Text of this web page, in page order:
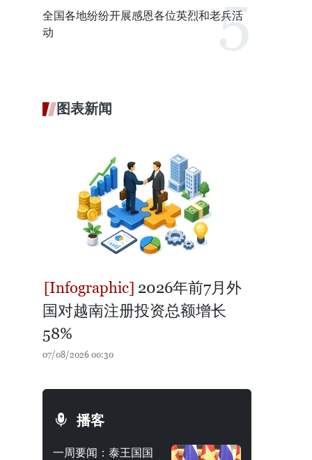
全国各地纷纷开展感恩各位英烈和老兵活
动
图表新闻
2026年前7月外
国对越南注册投资总额增长
58%
07/08/2026 00:30
播客
一周要闻：泰王国国